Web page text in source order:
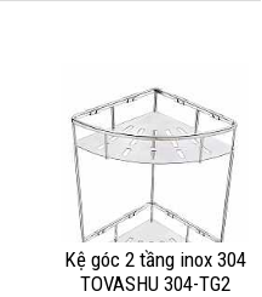
Kệ góc 2 tầng inox 304
TOVASHU 304-TG2